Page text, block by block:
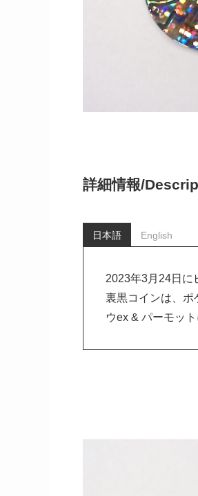
詳細情報/
日本語 English
2023年3月24日に
裏黒コインは、ポ
ウex & パーモッ